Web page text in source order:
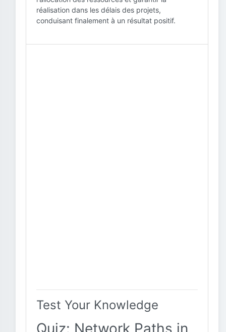
réalisation dans les délais des projets,
conduisant finalement à un résultat positif.
Test Your Knowledge
Quiz: Network Paths in